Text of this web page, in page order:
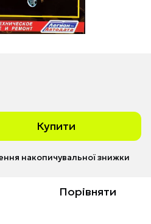
Купити
накопичувальної знижки
Порівняти